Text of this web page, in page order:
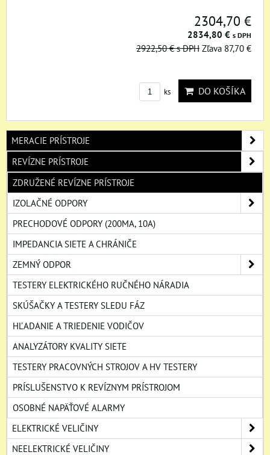
2304,70 €
2834,80 € s DPH
2922,50 €s DPH Zľava 87,70 €
ks DO KOŠÍKA
MERACIE PRÍSTROJE
REVÍZNE PRÍSTROJE
ZDRUŽENÉ REVÍZNE PRÍSTROJE
IZOLAČNÉ ODPORY
PRECHODOVÉ ODPORY (200MA, 10A)
IMPEDANCIA SIETE A CHRÁNIČE
ZEMNÝ ODPOR
TESTERY ELEKTRICKÉHO RUČNÉHO NÁRADIA
SKÚŠAČKY A TESTERY SLEDU FÁZ
HĽADANIE A TRIEDENIE VODIČOV
ANALYZÁTORY KVALITY SIETE
TESTERY PRACOVNÝCH STROJOV A HV TESTERY
PRÍSLUŠENSTVO K REVÍZNYM PRÍSTROJOM
OSOBNÉ NAPÄŤOVÉ ALARMY
ELEKTRICKÉ VELIČINY
NEELEKTRICKÉ VELIČINY